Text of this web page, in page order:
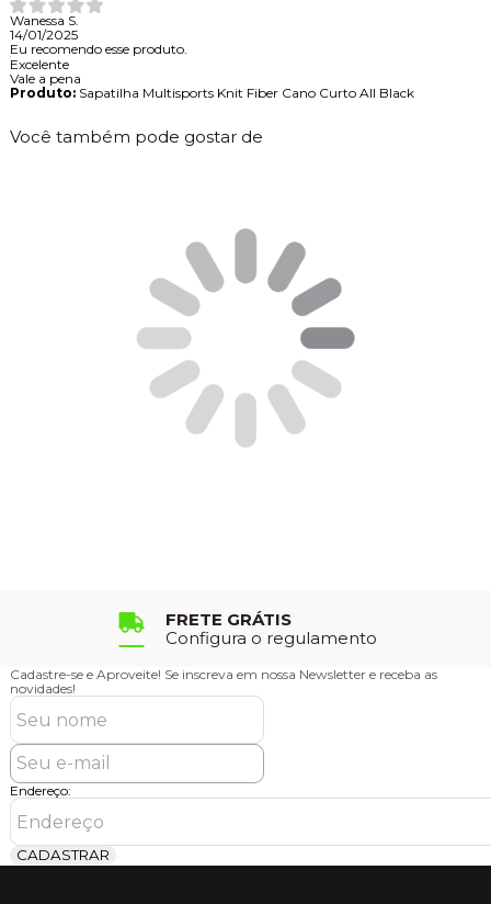
Wanessa S.
14/01/2025
Eu recomendo esse produto.
Excelente
Vale a pena
Produto:Sapatilha Multisports Knit Fiber Cano Curto All Black
Você também pode gostar de
FRETE GRÁTIS
Configura o regulamento
Cadastre-se e Aproveite! Se inscreva em nossa Newsletter e receba as
novidades!
Endereço:
CADASTRAR